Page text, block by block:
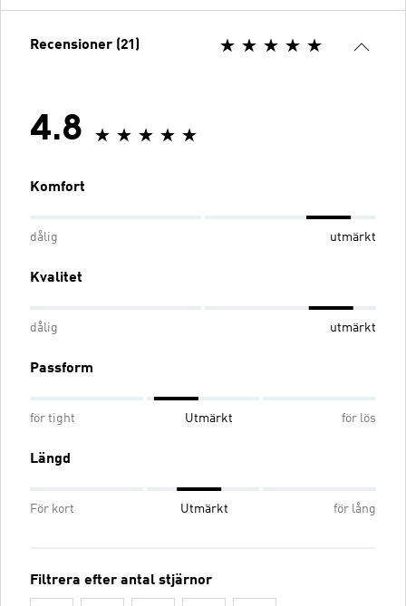
Recensioner (21)
4.8
Komfort
dålig utmärkt
Kvalitet
dålig utmärkt
Passform
för tight Utmärkt för lös
Längd
För kort Utmärkt för lång
Filtrera efter antal stjärnor